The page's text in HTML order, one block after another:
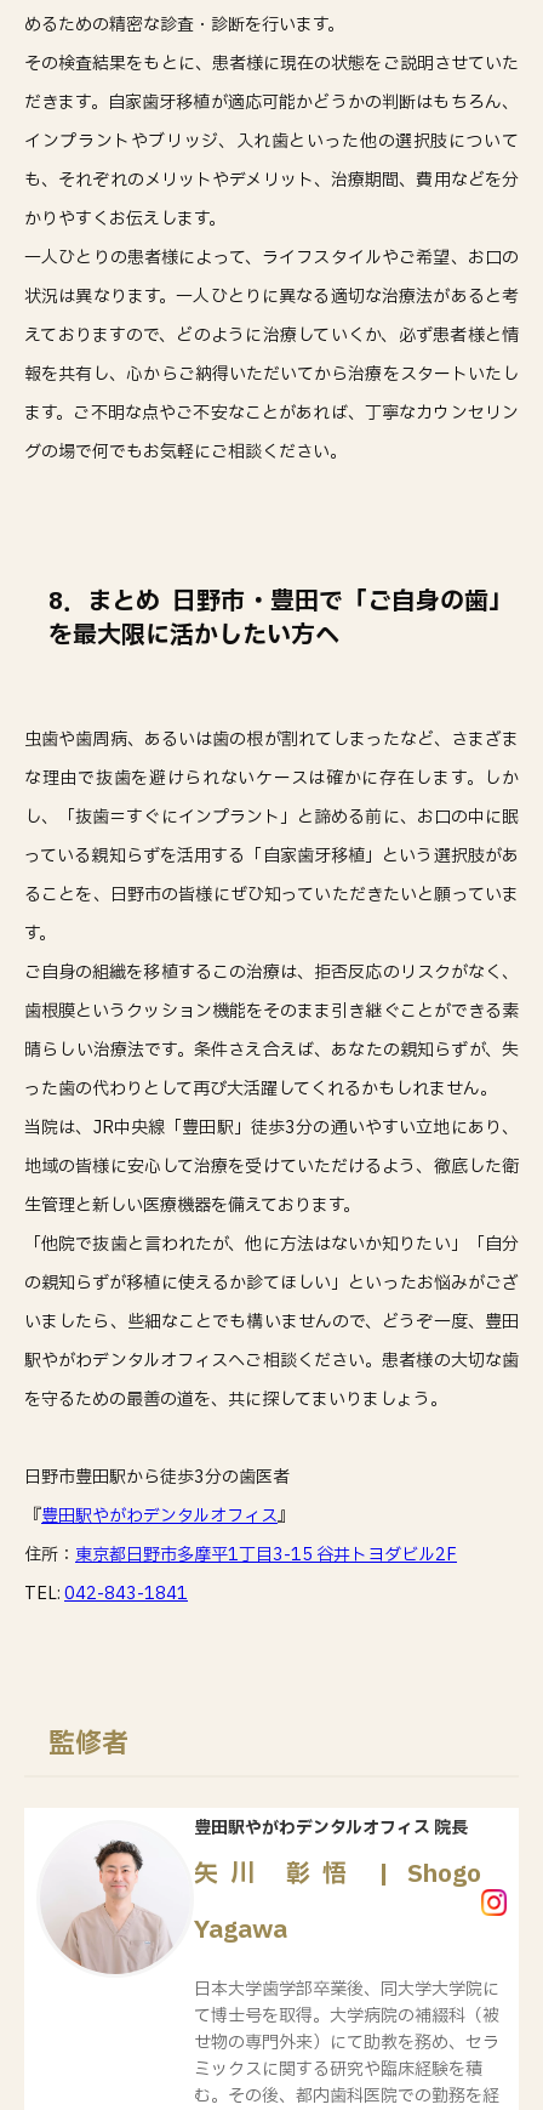
めるための精密な診査・診断を行います。
その検査結果をもとに、患者様に現在の状態をご説明させていた
だきます。自家歯牙移植が適応可能かどうかの判断はもちろん、
インプラントやブリッジ、入れ歯といった他の選択肢について
も、それぞれのメリットやデメリット、治療期間、費用などを分
かりやすくお伝えします。
一人ひとりの患者様によって、ライフスタイルやご希望、お口の
状況は異なります。一人ひとりに異なる適切な治療法があると考
えておりますので、どのように治療していくか、必ず患者様と情
報を共有し、心からご納得いただいてから治療をスタートいたし
ます。ご不明な点やご不安なことがあれば、丁寧なカウンセリン
グの場で何でもお気軽にご相談ください。
8．まとめ ─ 日野市・豊田で「ご自身の歯」
を最大限に活かしたい方へ
虫歯や歯周病、あるいは歯の根が割れてしまったなど、さまざま
な理由で抜歯を避けられないケースは確かに存在します。しか
し、「抜歯＝すぐにインプラント」と諦める前に、お口の中に眠
っている親知らずを活用する「自家歯牙移植」という選択肢があ
ることを、日野市の皆様にぜひ知っていただきたいと願っていま
す。
ご自身の組織を移植するこの治療は、拒否反応のリスクがなく、
歯根膜というクッション機能をそのまま引き継ぐことができる素
晴らしい治療法です。条件さえ合えば、あなたの親知らずが、失
った歯の代わりとして再び大活躍してくれるかもしれません。
当院は、JR中央線「豊田駅」徒歩3分の通いやすい立地にあり、
地域の皆様に安心して治療を受けていただけるよう、徹底した衛
生管理と新しい医療機器を備えております。
「他院で抜歯と言われたが、他に方法はないか知りたい」「自分
の親知らずが移植に使えるか診てほしい」といったお悩みがござ
いましたら、些細なことでも構いませんので、どうぞ一度、豊田
駅やがわデンタルオフィスへご相談ください。患者様の大切な歯
を守るための最善の道を、共に探してまいりましょう。
日野市豊田駅から徒歩3分の歯医者
『豊田駅やがわデンタルオフィス』
住所： 東京都日野市多摩平1丁目3-15 谷井トヨダビル2F
TEL:042-843-1841
監修者
豊田駅やがわデンタルオフィス 院長
矢川 彰悟 | Shogo
Yagawa
日本大学歯学部卒業後、同大学大学院に
て博士号を取得。大学病院の補綴科（被
せ物の専門外来）にて助教を務め、セラ
ミックスに関する研究や臨床経験を積
む。その後、都内歯科医院での勤務を経